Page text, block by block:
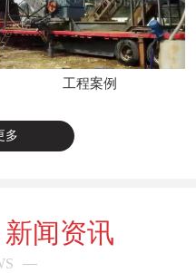
工程案例
多
新闻资讯